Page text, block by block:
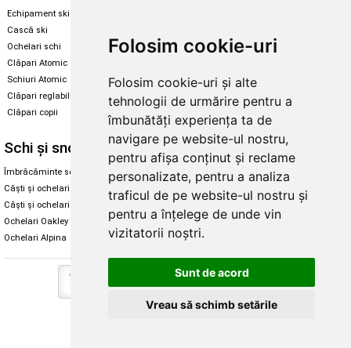
Folosim cookie-uri
Folosim cookie-uri și alte
tehnologii de urmărire pentru a
îmbunătăți experiența ta de
navigare pe website-ul nostru,
pentru afișa conținut și reclame
personalizate, pentru a analiza
traficul de pe website-ul nostru și
pentru a înțelege de unde vin
vizitatorii noștri.
Sunt de acord
Vreau să schimb setările
Echipament ski
Cască ski
Ochelari schi
Clăpari Atomic
Schiuri Atomic
Clăpari reglabili
Clăpari copii
Legături Rome SDS
Skate & longboard
Santa Cruz
Enuff Skateboards
Schi și snowboard
Îmbrăcăminte schi și snowboard
Căști și ochelari de iarnă
Căști și ochelari Alpina
Ochelari Oakley
Ochelari Alpina
Diverse
Cum aleg rolele
Cum aleg ochelarii
Ochelari de soare Alpina
Intretinere manusi